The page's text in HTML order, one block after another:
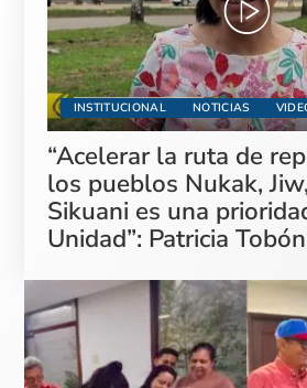
INSTITUCIONAL NOTICIAS
“Acelerar la ruta de
los pueblos Nukak,
Sikuani es una
Unidad”: Patricia